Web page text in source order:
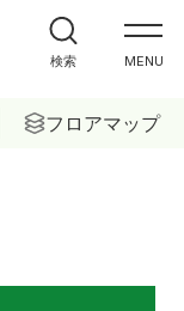
MENU
フロアマップ
検索